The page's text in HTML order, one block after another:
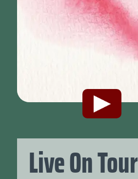
Live On Tour